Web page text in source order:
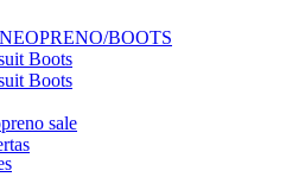
BOOTS
Boots
Boots
sale
Este